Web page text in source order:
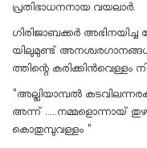
പ്രതിഭാധനനായ വയലാർ.
ഗിരിജാബക്കർ അഭിനയിച്ച
യിലുമുണ്ട്
ത്തിന്റെ കരിക്കിൻവെള്ളം
"അല്ലിയാമ്പൽ
അന്ന് .....നമ്മളൊന്നായ്
കൊതുമ്പുവള്ളം "